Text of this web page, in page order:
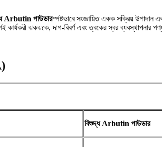
Arbutin পাউডারস্পষ্টভাবে সংজ্ঞায়িত একক সক্রিয় উপাদান
ঝকঝকে, দাগ-বিবর্ণ এবং ত্বকের স্বর ব্যবস্থাপনার
বিশুদ্ধ Arbutin পাউডার